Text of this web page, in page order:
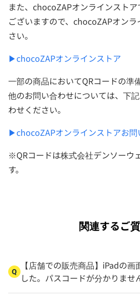
また、chocoZAPオンラインスト
ございますので、chocoZAPオン
さい。
▶chocoZAPオンラインストア
一部の商品においてQRコードの準
他のお問い合わせについては、下
わせください。
▶chocoZAPオンラインストアお問
※QRコードは株式会社デンソーウ
す。
関連するご
Q
【店舗での販売商品】iPadの
した。パスコードが分かりませ